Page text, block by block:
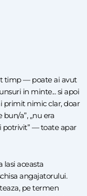
timp — poate ai avut
in minte... si apoi
primit nimic clar, doar
a”, „nu era
potrivit” — toate apar
lasi aceasta
angajatorului.
pe termen